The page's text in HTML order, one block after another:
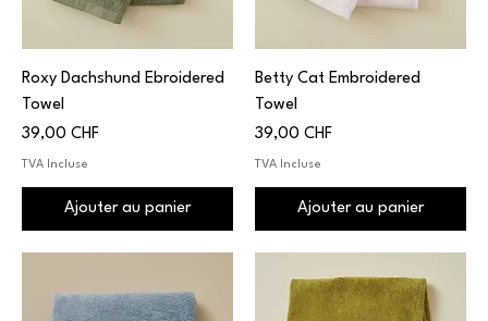
Roxy Dachshund Ebroidered
Towel
Prix
39,00 CHF
TVA Incluse
Ajouter au panier
Betty Cat Embroidered
Towel
Prix
39,00 CHF
TVA Incluse
Ajouter au panier